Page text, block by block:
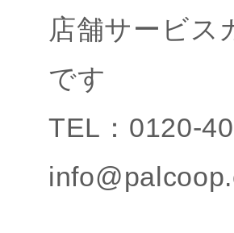
店舗サービス
です
TEL：0120-